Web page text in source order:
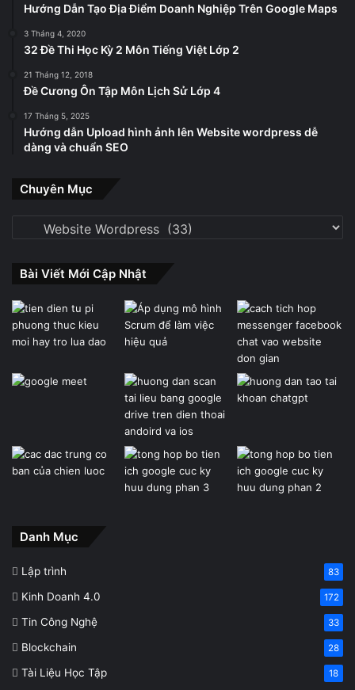
Hướng Dẫn Tạo Địa Điểm Doanh Nghiệp Trên Google Maps
3 Tháng 4, 2020
32 Đề Thi Học Kỳ 2 Môn Tiếng Việt Lớp 2
21 Tháng 12, 2018
Đề Cương Ôn Tập Môn Lịch Sử Lớp 4
17 Tháng 5, 2025
Hướng dẫn Upload hình ảnh lên Website wordpress dễ
dàng và chuẩn SEO
Chuyên Mục
Chuyên
Bài Viết Mới Cập Nhật
Danh Mục
Lập trình 83
Kinh Doanh 4.0 172
Tin Công Nghệ 33
Blockchain 28
Tài Liệu Học Tập 18